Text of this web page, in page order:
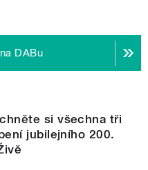
DABu
si všechna tři
jubilejního 200.